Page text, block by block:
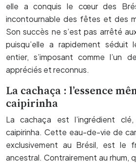
elle a conquis le cœur des
incontournable des fêtes et des
Son succès ne s’est pas arrêté
puisqu’elle a rapidement séduit
entier, s’imposant comme l’un
appréciés et reconnus.
La cachaça : l’essence
caipirinha
La cachaça est l’ingrédient
caipirinha. Cette eau-de-vie de
exclusivement au Brésil, est le
ancestral. Contrairement au rhum,